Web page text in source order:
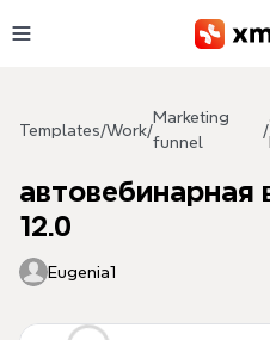
Templates/Work/
Marketing
funnel
/
автовебинарная
12.0
Eugenia1